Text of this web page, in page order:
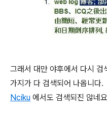
그래서 대만 야후에서 다시
가지가 다 검색되어 나옵니다.
Nciku 에서도 검색되진 않네